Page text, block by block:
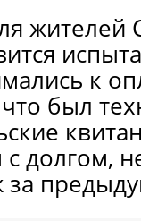
жителей
к
был
долгом,
за